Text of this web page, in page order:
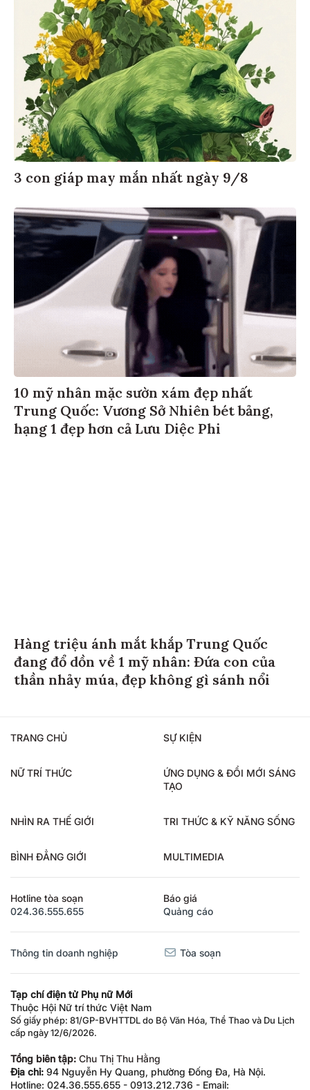
3 con giáp may mắn nhất ngày 9/8
10 mỹ nhân mặc sườn xám đẹp nhất
Trung Quốc: Vương Sở Nhiên bét bảng,
hạng 1 đẹp hơn cả Lưu Diệc Phi
Hàng triệu ánh mắt khắp Trung Quốc
đang đổ dồn về 1 mỹ nhân: Đứa con của
thần nhảy múa, đẹp không gì sánh nổi
TRANG CHỦ SỰ KIỆN
NỮ TRÍ THỨC
ỨNG DỤNG & ĐỔI MỚI SÁNG
TẠO
NHÌN RA THẾ GIỚI TRI THỨC & KỸ NĂNG SỐNG
BÌNH ĐẲNG GIỚI MULTIMEDIA
Hotline tòa soạn
024.36.555.655
Báo giá
Quảng cáo
Thông tin doanh nghiệp Tòa soạn
Tạp chí điện tử Phụ nữ Mới
Thuộc Hội Nữ trí thức Việt Nam
Số giấy phép: 81/GP-BVHTTDL do Bộ Văn Hóa, Thể Thao và Du Lịch
cấp ngày 12/6/2026.
Tổng biên tập: Chu Thị Thu Hằng
Địa chỉ: 94 Nguyễn Hy Quang, phường Đống Đa, Hà Nội.
Hotline: 024.36.555.655 - 0913.212.736 - Email: